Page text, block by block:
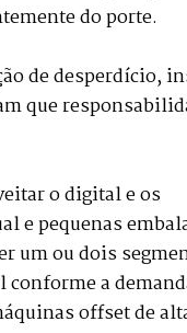
do porte.
de desperdício,
que
o digital e os
e pequenas
um ou dois
a
offset de